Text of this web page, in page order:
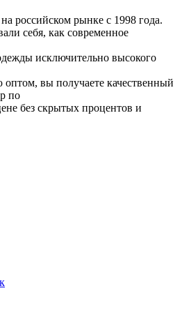
на российском рынке с 1998 года.
себя, как современное
исключительно высокого
вы получаете качественный
по
без скрытых процентов и